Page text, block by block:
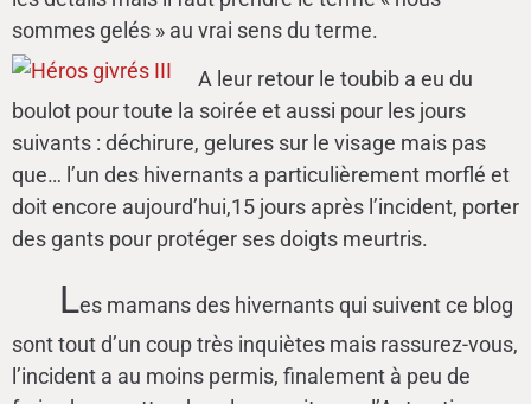
sommes gelés » au vrai sens du terme.
A leur retour le toubib a eu du
boulot pour toute la soirée et aussi pour les jours
suivants : déchirure, gelures sur le visage mais pas
que… l’un des hivernants a particulièrement morflé et
doit encore aujourd’hui,15 jours après l’incident, porter
des gants pour protéger ses doigts meurtris.
Les mamans des hivernants qui suivent ce blog
sont tout d’un coup très inquiètes mais rassurez-vous,
l’incident a au moins permis, finalement à peu de